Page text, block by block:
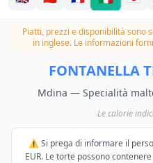
Piatti, prezzi e disponibilità sono
in inglese. Le informazioni
FONTANELLA
Mdina — Specialità
Le calorie
⚠️ Si prega di informare il
EUR. Le torte possono